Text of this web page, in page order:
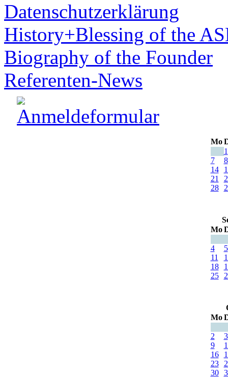
Datenschutzerklärung
History+Blessing of the
Biography of the Founder
Referenten-News
Mo
1
7
8
14
21
28
Mo
4
5
11
18
25
Mo
2
3
9
16
23
30